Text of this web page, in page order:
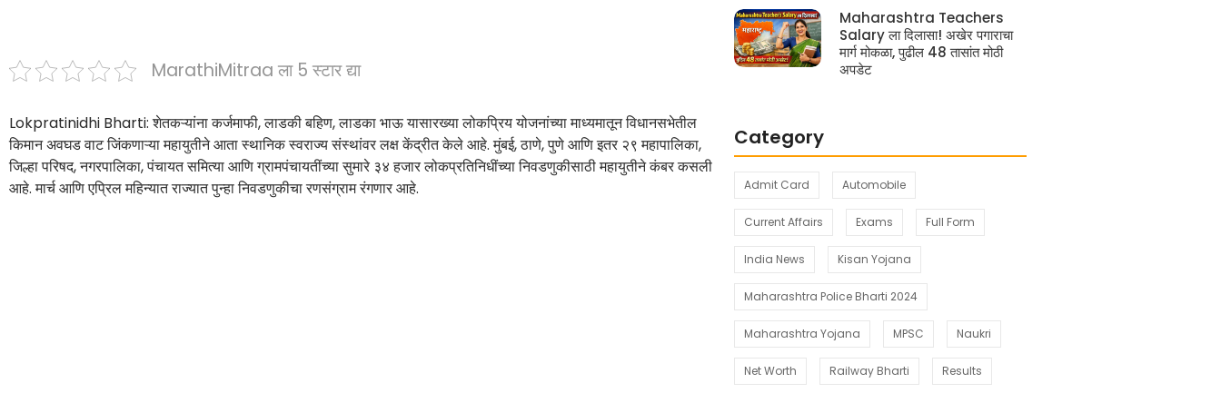
MarathiMitraa ला 5 स्टार द्या
Lokpratinidhi Bharti: शेतकऱ्यांना कर्जमाफी, लाडकी बहिण, लाडका भाऊ यासारख्या लोकप्रिय योजनांच्या माध्यमातून विधानसभेतील
किमान अवघड वाट जिंकणाऱ्या महायुतीने आता स्थानिक स्वराज्य संस्थांवर लक्ष केंद्रीत केले आहे. मुंबई, ठाणे, पुणे आणि इतर २९ महापालिका,
जिल्हा परिषद, नगरपालिका, पंचायत समित्या आणि ग्रामपंचायतींच्या सुमारे ३४ हजार लोकप्रतिनिधींच्या निवडणुकीसाठी महायुतीने कंबर कसली
आहे. मार्च आणि एप्रिल महिन्यात राज्यात पुन्हा निवडणुकीचा रणसंग्राम रंगणार आहे.
Maharashtra Teachers
Salary ला दिलासा! अखेर पगाराचा
मार्ग मोकळा, पुढील 48 तासांत मोठी
अपडेट
Category
Admit Card Automobile
Current Affairs Exams Full Form
India News Kisan Yojana
Maharashtra Police Bharti 2024
Maharashtra Yojana MPSC Naukri
Net Worth Railway Bharti Results